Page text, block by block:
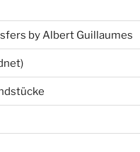
by Albert Guillaumes